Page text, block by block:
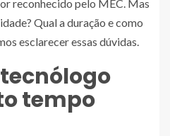
reconhecido pelo MEC. Mas
Qual a duração e como
esclarecer essas dúvidas.
tempo